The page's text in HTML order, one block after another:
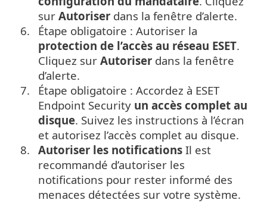
sur Autoriser dans la fenêtre d’alerte.
6.
Étape obligatoire : Autoriser la
protection de l’accès au réseau ESET.
Cliquez sur Autoriser dans la fenêtre
d’alerte.
7.
Étape obligatoire : Accordez à ESET
Endpoint Security un accès complet au
disque. Suivez les instructions à l’écran
et autorisez l’accès complet au disque.
8. Autoriser les notifications Il est
recommandé d’autoriser les
notifications pour rester informé des
menaces détectées sur votre système.